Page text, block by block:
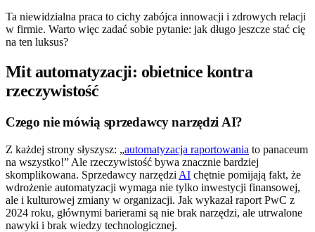
Ta niewidzialna praca to cichy zabójca innowacji i zdrowych relacji
w firmie. Warto więc zadać sobie pytanie: jak długo jeszcze stać cię
na ten luksus?
Mit automatyzacji: obietnice kontra
rzeczywistość
Czego nie mówią sprzedawcy narzędzi AI?
Z każdej strony słyszysz: „automatyzacja raportowania to panaceum
na wszystko!” Ale rzeczywistość bywa znacznie bardziej
skomplikowana. Sprzedawcy narzędzi AI chętnie pomijają fakt, że
wdrożenie automatyzacji wymaga nie tylko inwestycji finansowej,
ale i kulturowej zmiany w organizacji. Jak wykazał raport PwC z
2024 roku, głównymi barierami są nie brak narzędzi, ale utrwalone
nawyki i brak wiedzy technologicznej.